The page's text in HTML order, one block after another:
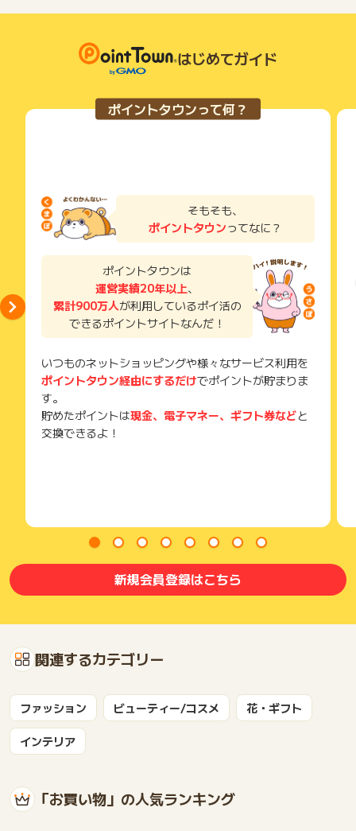
(2023年5月17日より適用)
商品注文完了後、システムの都合上、成果の反映が数日程度遅
れますので予めご了承ください。(2024年3月13日より適用)
ポイントタウンサポートでも対応いたしかねますので、ご了承
のうえご利用ください。
までお問い合わせください。ポイントについて、広告主に直接
お問い合わせをした場合、ポイント獲得対象外となる場合がご
ざいます。
い物を複数回ご利用された場合
て一度でも同サービス・お買い物を利用されたことがある場合
ご利用前には、Cookieの削除をおこなっていただくことを推奨
サービス・お買い物利用時にお電話など2つ以上の申し込み方
法がある場合、必ずサイト上のWEBフォームからお申し込みく
了などのメールは、ポイント獲得するまで必ず保管してくださ
獲得待ち・獲得失敗の状態でお問い合わせされる際に、該当の
メールを送っていただく場合がございます。
そのため、紛失・破棄された場合は対応いたしかねますので、
ご注意ください。
(※) SafariやChromeなどwebサイトを表示するアプリのこと
条件を達成しているかどうかは各広告主ではなく、代理店が行
っているため、広告主はポイントに関する詳細を把握しており
そのため、ポイントタウンのポイントに関するお問い合わせを
広告主様に直接行わないようお願いいたします。
2. 圧倒的なコストカットで超低価格を実現、春夏物は1点2,00
3. セールも頻繁、購入点数が増えるほど割引額が大きくなる！
SHEINとは
レディースのリアルクローズの他にもメンズにキッズアイテ
ム、またコスメにリゾートアイテムや日用品まで圧倒的な商品
ラインナップ。家族のライフスタイルを完全にサポートできま
はじめてガイド
ポイントタウンって何？
そもそも、
ポイントタウンってなに？
ポイントタウンは
運営実績20年以上、
累計900万人が利用しているポイ活の
できるポイントサイトなんだ！
いつものネットショッピングや様々なサービス利用を
ポイントタウン経由にするだけでポイントが貯まりま
す。
貯めたポイントは現金、電子マネー、ギフト券などと
交換できるよ！
新規会員登録はこちら
関連するカテゴリー
ファッション ビューティー/コスメ 花・ギフト
インテリア
「お買い物」の人気ランキング